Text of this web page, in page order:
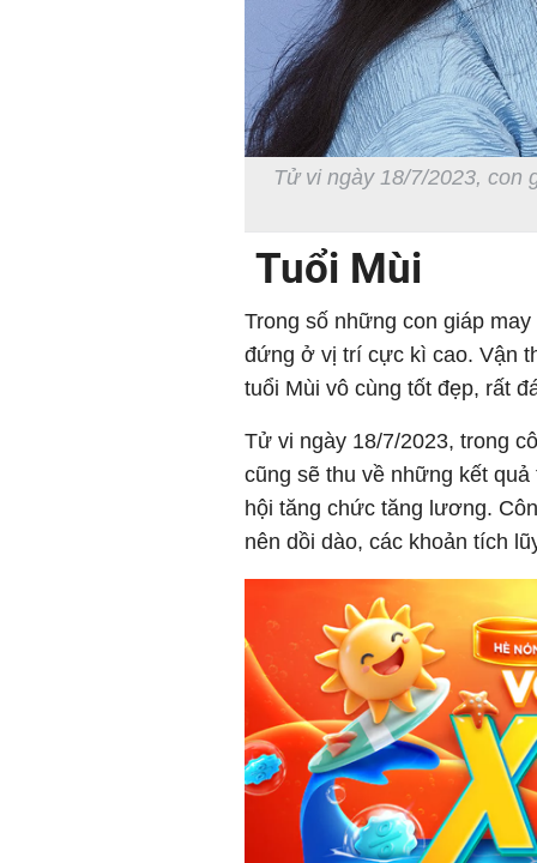
Tử vi ngày 18/7/2023, con
Tuổi Mùi
Trong số những con giáp
đứng ở vị trí cực kì cao. Vận
tuổi Mùi vô cùng tốt đẹp, rất
Tử vi ngày 18/7/2023, trong
cũng sẽ thu về những kết
hội tăng chức tăng lương.
nên dồi dào, các khoản tích